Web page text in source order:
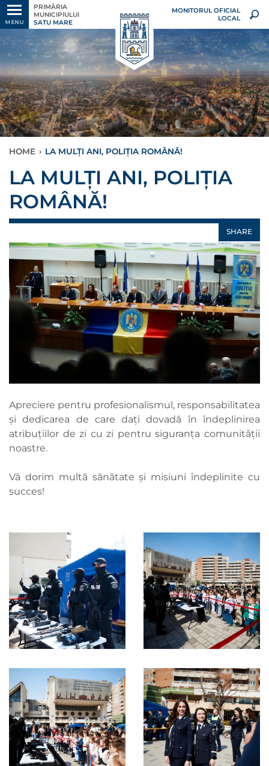
MENU
PRIMĂRIA
MUNICIPIULUI
SATU MARE
MONITORUL OFICIAL
LOCAL
HOME › LA MULȚI ANI, POLIȚIA ROMÂNĂ!
LA MULȚI ANI, POLIȚIA
ROMÂNĂ!
SHARE
Apreciere pentru profesionalismul, responsabilitatea
și dedicarea de care dați dovadă în îndeplinirea
atribuțiilor de zi cu zi pentru siguranța comunității
noastre.
Vă dorim multă sănătate și misiuni îndeplinite cu
succes!